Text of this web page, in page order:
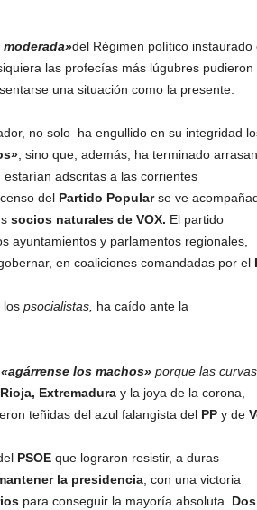
moderada»del Régimen político instaurado
las profecías más lúgubres pudieron
una situación como la presente.
no solo ha engullido en su integridad
, sino que, además, ha terminado
adscritas a las corrientes
del Partido Popularse ve
socios naturales de VOX. El partido
ayuntamientos y parlamentos regionales,
en coaliciones comandadas por el
los psocialistas, ha caído ante la
«agárrense los machos» porque las curvas
Extremaduray la joya de la corona,
teñidas del azul falangista del PP y de
PSOE que lograron resistir, a duras
la presidencia, con una victoria
para conseguir la mayoría absoluta. Dos